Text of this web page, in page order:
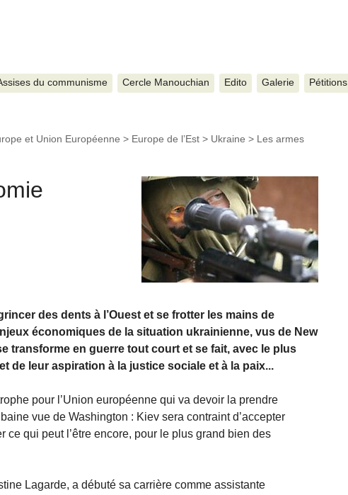
du communisme Cercle Manouchian Edito Galerie Pétitions
et Union Européenne > Europe de l’Est > Ukraine > Les armes
des dents à l’Ouest et se frotter les mains de
économiques de la situation ukrainienne, vus de New
transforme en guerre tout court et se fait, avec le plus
de leur aspiration à la justice sociale et à la paix...
pour l’Union européenne qui va devoir la prendre
vue de Washington : Kiev sera contraint d’accepter
ce qui peut l’être encore, pour le plus grand bien des
Lagarde, a débuté sa carrière comme assistante